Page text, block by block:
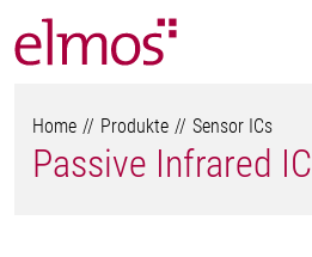
Home Produkte Sensor ICs
Passive Infrared IC